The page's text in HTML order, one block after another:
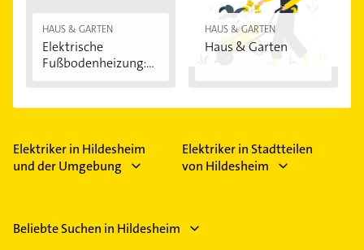
HAUS & GARTEN
Elektrische
Fußbodenheizung:
HAUS & GARTEN
Haus & Garten
Elektriker in Hildesheim
und der Umgebung
Elektriker in Stadtteilen
von Hildesheim
Beliebte Suchen in Hildesheim